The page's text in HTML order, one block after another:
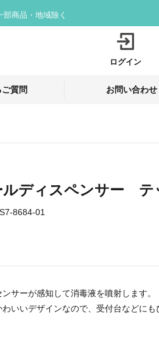
商品・地域除く
ログイン
ご質問 お問い合わせ
ルディスペンサー テ
8684-01
サーが感知して消毒液を噴射します。
わいいデザインなので、受付台などにも